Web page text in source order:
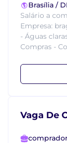
Brasília /
Salário a
Empresa:
- Águas
Compras -
Vaga De